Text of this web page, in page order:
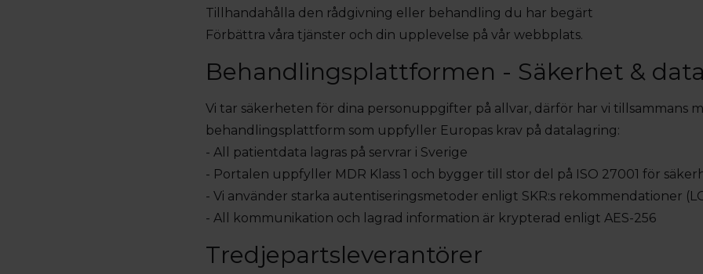
Tillhandahålla den rådgivning eller behandling du har begärt
Förbättra våra tjänster och din upplevelse på vår webbplats.
Behandlingsplattformen - Säkerhet &
Vi tar säkerheten för dina personuppgifter på allvar, därför har vi tillsammans
behandlingsplattform som uppfyller Europas krav på datalagring:
- All patientdata lagras på servrar i Sverige
- Portalen uppfyller MDR Klass 1 och bygger till stor del på ISO 27001 för
- Vi använder starka autentiseringsmetoder enligt SKR:s rekommendationer
- All kommunikation och lagrad information är krypterad enligt AES-256
Tredjepartsleverantörer